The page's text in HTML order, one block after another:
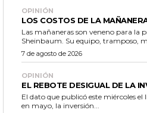
OPINIÓN
LOS COSTOS DE LA
Las mañaneras son veneno para la
Sheinbaum. Su equipo, tramposo,
7 de agosto de 2026
OPINIÓN
EL REBOTE DESIGUAL DE LA
El dato que publicó este miércoles
en mayo, la inversión...